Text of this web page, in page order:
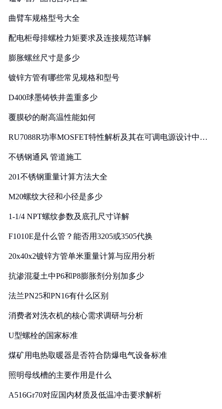
曲臂车规格型号大全
配电柜母排螺栓力矩要求及连接规范详解
膨胀螺丝尺寸是多少
镀锌方管有哪些常见规格和型号
D400球墨铸铁井盖重多少
覆膜砂的耐高温性能如何
RU7088R功率MOSFET特性解析及其在可调电源设计中的
不锈钢通风 管道施工
201不锈钢重量计算方法大全
M20螺纹大径和小径是多少
1-1/4 NPT螺纹参数及底孔尺寸详解
F1010E是什么管？能否用3205或3505代换
20x40x2镀锌方管单米重量计算与应用分析
抗渗混凝土中P6和P8膨胀剂分别加多少
法兰PN25和PN16有什么区别
消费者对洗衣机的核心需求调研与分析
U型螺栓的国家标准
煤矿用电热取暖器是否符合防爆电气设备标准
照明母线槽的主要作用是什么
A516Gr70对应国内材质及低温冲击要求解析